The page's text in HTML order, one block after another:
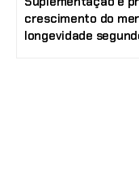
crescimento do
longevidade